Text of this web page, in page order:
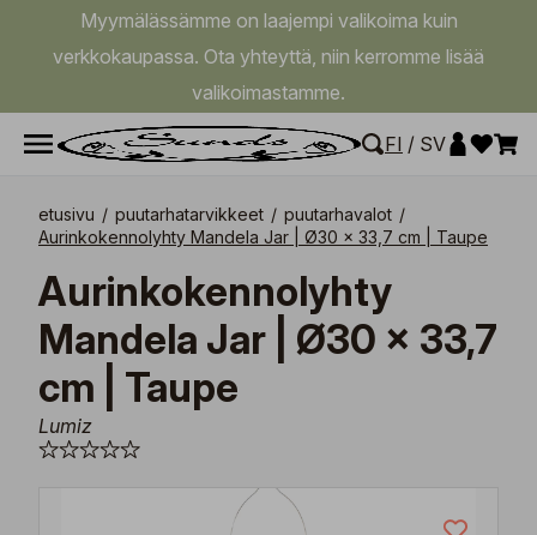
Myymälässämme on laajempi valikoima kuin
verkkokaupassa. Ota yhteyttä, niin kerromme lisää
valikoimastamme.
FI / SV
etusivu / puutarhatarvikkeet / puutarhavalot /
Aurinkokennolyhty Mandela Jar | Ø30 x 33,7 cm | Taupe
Aurinkokennolyhty
Mandela Jar | Ø30 x 33,7
cm | Taupe
Lumiz